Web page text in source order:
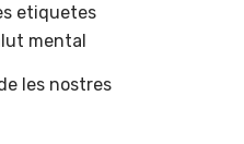
etiquetes
mental
les nostres